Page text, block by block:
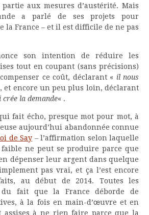
aux mesures d’austérité. Mais
a parlé de ses projets pour
la France – et il est difficile de ne pas
son intention de réduire les
tout en coupant (sans précisions)
ce coût, déclarant « il nous
et encore un peu plus loin, déclarant
crée la demande« .
fait écho, presque mot pour mot, à
aujourd’hui abandonnée connue
de Say – l’affirmation selon laquelle
ne peut se produire parce que
dépenser leur argent dans quelque
pas vrai, et ça l’est encore
au début de 2014. Toutes les
du fait que la France déborde de
à la fois en main-d’œuvre et en
assises à ne rien faire parce que la